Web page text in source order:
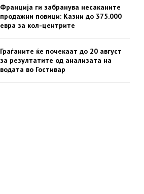
Франција ги забранува несаканите
продажни повици: Казни до 375.000
евра за кол-центрите
Граѓаните ќе почекаат до 20 август
за резултатите од анализата на
водата во Гостивар